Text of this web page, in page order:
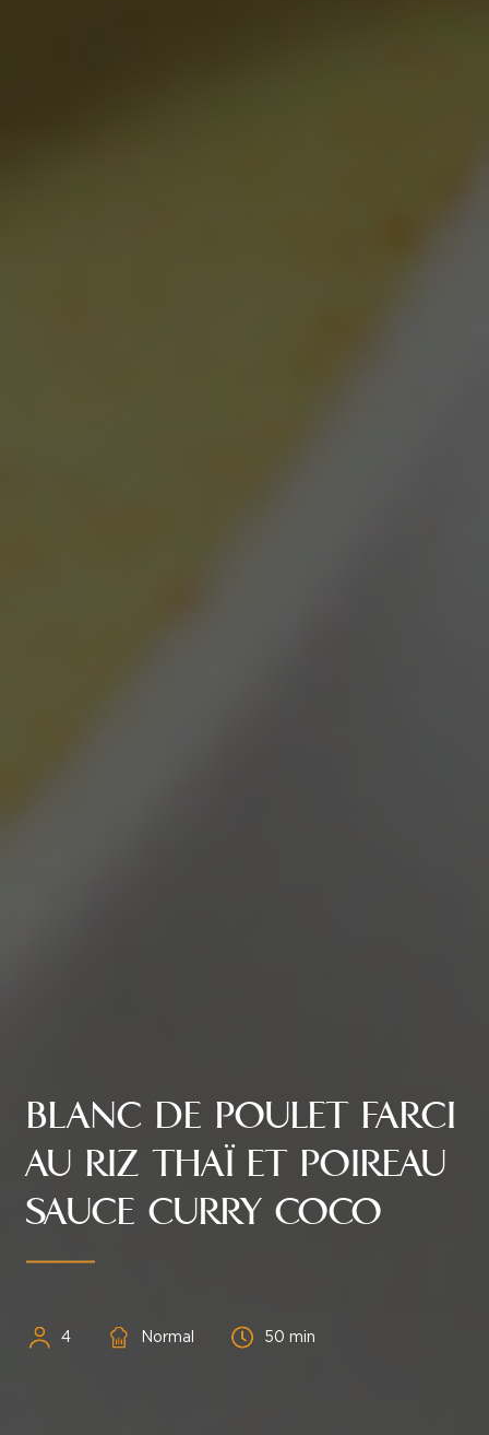
BLANC DE POULET FARCI
AU RIZ THAÏ ET POIREAU
SAUCE CURRY COCO
Personnes
4 Difficulté
Normal Temps50 min